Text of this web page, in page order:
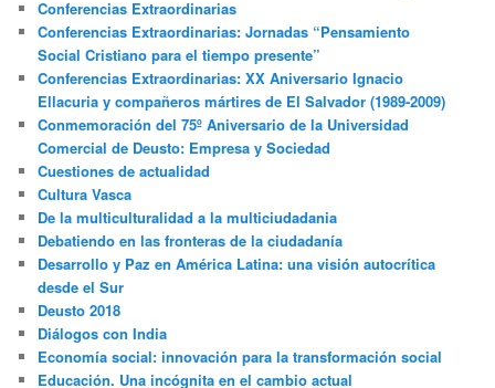
Conferencias Extraordinarias
Conferencias Extraordinarias: Jornadas “Pensamiento
Social Cristiano para el tiempo presente”
Conferencias Extraordinarias: XX Aniversario Ignacio
Ellacuria y compañeros mártires de El Salvador (1989-2009)
Conmemoración del 75º Aniversario de la Universidad
Comercial de Deusto: Empresa y Sociedad
Cuestiones de actualidad
Cultura Vasca
De la multiculturalidad a la multiciudadania
Debatiendo en las fronteras de la ciudadanía
Desarrollo y Paz en América Latina: una visión autocrítica
desde el Sur
Deusto 2018
Diálogos con India
Economía social: innovación para la transformación social
Educación. Una incógnita en el cambio actual